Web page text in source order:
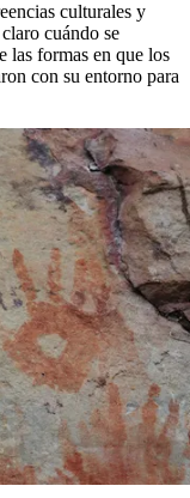
culturales y
cuándo se
las formas en que los
con su entorno para